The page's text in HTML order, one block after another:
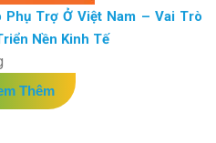
Phụ Trợ Ở Việt Nam – Vai Trò
Nền Kinh Tế
Thêm